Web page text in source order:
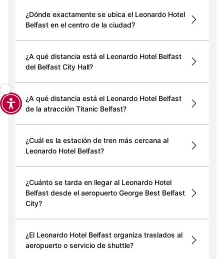
¿Dónde exactamente se ubica el Leonardo Hotel
Belfast en el centro de la ciudad?
¿A qué distancia está el Leonardo Hotel Belfast
del Belfast City Hall?
¿A qué distancia está el Leonardo Hotel Belfast
de la atracción Titanic Belfast?
¿Cuál es la estación de tren más cercana al
Leonardo Hotel Belfast?
¿Cuánto se tarda en llegar al Leonardo Hotel
Belfast desde el aeropuerto George Best Belfast
City?
¿El Leonardo Hotel Belfast organiza traslados al
aeropuerto o servicio de shuttle?